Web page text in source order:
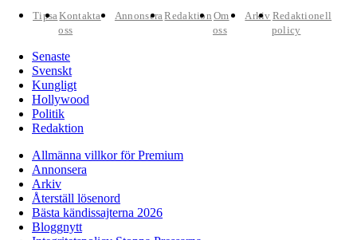
TipsaKontakta
oss
AnnonseraRedaktion Om
oss
Arkiv Redaktionell
policy
Senaste
Svenskt
Kungligt
Hollywood
Politik
Redaktion
Allmänna villkor för Premium
Annonsera
Arkiv
Återställ lösenord
Bästa kändissajterna 2026
Bloggnytt